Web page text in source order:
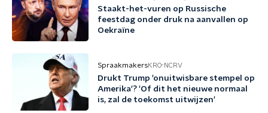
Staakt-het-vuren op Russische
feestdag onder druk na aanvallen op
Oekraïne
SpraakmakersKRO-NCRV
Drukt Trump 'onuitwisbare stempel op
Amerika'? 'Of dit het nieuwe normaal
is, zal de toekomst uitwijzen'